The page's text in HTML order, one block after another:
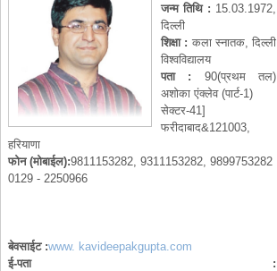
जन्म तिथि: 15.03.1972,
दिल्ली
शिक्षा: कला स्नातक, दिल्ली
विश्वविद्यालय
पता: 90(प्रथम तल)
अशोका एंक्लेव (पार्ट-1)
सेक्टर-41]
फरीदाबाद&121003,
हरियाणा
फोन(मोबाईल):9811153282, 9311153282, 9899753282
0129 - 2250966
बेवसाईट:www. kavideepakgupta.com
ई-पता: